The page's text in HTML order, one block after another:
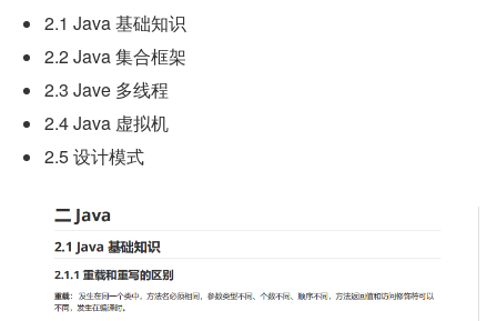
2.1 Java 基础知识
2.2 Java 集合框架
2.3 Jave 多线程
2.4 Java 虚拟机
2.5 设计模式